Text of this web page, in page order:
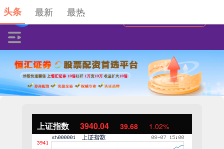
上证指数 3940.04 39.68 1.02%
头条 最新 最热